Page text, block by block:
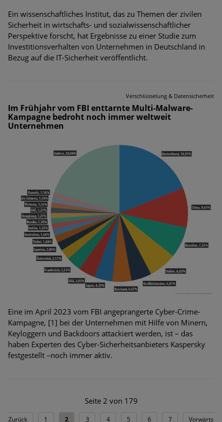
Ein wissenschaftliches Institut, das zu Themen der zivilen
Sicherheit in wirtschafts- und sozialwissenschaftlicher
Perspektive forscht, hat Ergebnisse zu einer Studie zum
Investitionsverhalten von Unternehmen in Deutschland in
Bezug auf die IT-Sicherheit veröffentlicht.
Verschlüsselung & Datensicherheit
Im Frühjahr vom FBI enttarnte Multi-Malware-
Kampagne bedroht noch immer weltweit
Unternehmen
Eine im April 2023 vom FBI angeprangerte Cyber-Crime-
Kampagne, [1] bei der Unternehmen mit Hilfe von Minern,
Keyloggern und Backdoors attackiert werden, ist – das
haben Experten des Cyber-Sicherheitsanbieters Kaspersky
festgestellt –noch immer aktiv.
Seite 2 von 179
Zurück 1 2 3 4 5 6 7
Vorwärts